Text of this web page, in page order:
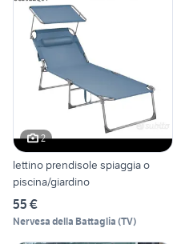
2
lettino prendisole spiaggia o
piscina/giardino
55 €
Nervesa della Battaglia (TV)